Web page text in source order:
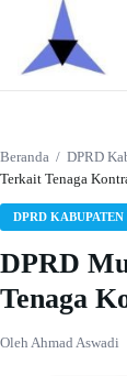
Beranda / DPRD
Terkait Tenaga
DPRD
DPRD
Tenaga
Oleh Ahmad Aswadi